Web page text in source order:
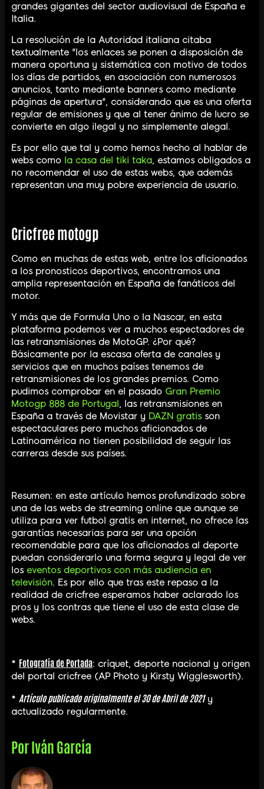
grandes gigantes del sector audiovisual de España e
Italia.
La resolución de la Autoridad italiana citaba
textualmente "los enlaces se ponen a disposición de
manera oportuna y sistemática con motivo de todos
los días de partidos, en asociación con numerosos
anuncios, tanto mediante banners como mediante
páginas de apertura", considerando que es una oferta
regular de emisiones y que al tener ánimo de lucro se
convierte en algo ilegal y no simplemente alegal.
Es por ello que tal y como hemos hecho al hablar de
webs como la casa del tiki taka, estamos obligados a
no recomendar el uso de estas webs, que además
representan una muy pobre experiencia de usuario.
Cricfree motogp
Como en muchas de estas web, entre los aficionados
a los pronosticos deportivos, encontramos una
amplia representación en España de fanáticos del
motor.
Y más que de Formula Uno o la Nascar, en esta
plataforma podemos ver a muchos espectadores de
las retransmisiones de MotoGP. ¿Por qué?
Básicamente por la escasa oferta de canales y
servicios que en muchos países tenemos de
retransmisiones de los grandes premios. Como
pudimos comprobar en el pasado Gran Premio
Motogp 888 de Portugal, las retransmisiones en
España a través de Movistar y DAZN gratisson
espectaculares pero muchos aficionados de
Latinoamérica no tienen posibilidad de seguir las
carreras desde sus países.
Resumen: en este artículo hemos profundizado sobre
una de las webs de streaming online que aunque se
utiliza para ver futbol gratis en internet, no ofrece las
garantías necesarias para ser una opción
recomendable para que los aficionados al deporte
puedan considerarlo una forma segura y legal de ver
los eventos deportivos con más audiencia en
televisión. Es por ello que tras este repaso a la
realidad de cricfree esperamos haber aclarado los
pros y los contras que tiene el uso de esta clase de
webs.
* Fotografía de Portada: críquet, deporte nacional y origen
del portal cricfree (AP Photo y Kirsty Wigglesworth).
* Artículo publicado originalmente el 30 de Abril de 2021y
actualizado regularmente.
PorIván García